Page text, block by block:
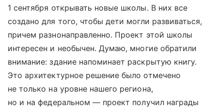
1 сентября открывать новые школы. В них все
создано для того, чтобы дети могли развиваться,
причем разнонаправленно. Проект этой школы
интересен и необычен. Думаю, многие обратили
внимание: здание напоминает раскрытую книгу.
Это архитектурное решение было отмечено
не только на уровне нашего региона,
но и на федеральном — проект получил награды